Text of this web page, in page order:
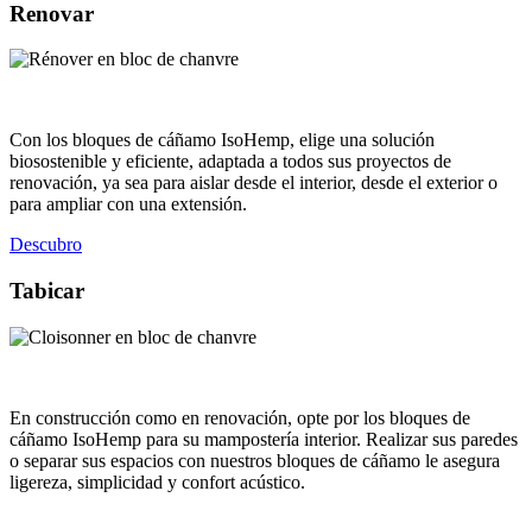
Renovar
Con los bloques de cáñamo IsoHemp, elige una solución
biosostenible y eficiente, adaptada a todos sus proyectos de
renovación, ya sea para aislar desde el interior, desde el exterior o
para ampliar con una extensión.
Descubro
Tabicar
En construcción como en renovación, opte por los bloques de
cáñamo IsoHemp para su mampostería interior. Realizar sus paredes
o separar sus espacios con nuestros bloques de cáñamo le asegura
ligereza, simplicidad y confort acústico.